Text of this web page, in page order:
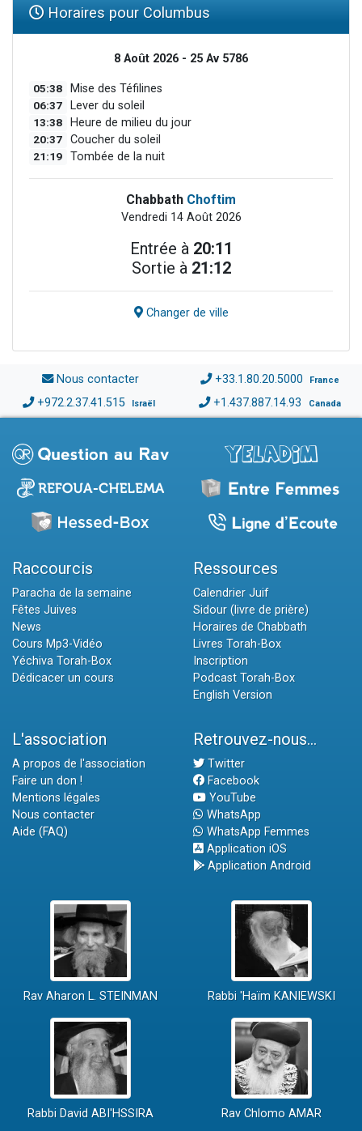
Horaires pour Columbus
8 Août 2026 - 25 Av 5786
05:38 Mise des Téfilines
06:37 Lever du soleil
13:38 Heure de milieu du jour
20:37 Coucher du soleil
21:19 Tombée de la nuit
Chabbath Choftim
Vendredi 14 Août 2026
Entrée à 20:11
Sortie à 21:12
Changer de ville
Nous contacter +33.1.80.20.5000 France
+972.2.37.41.515 Israël +1.437.887.14.93 Canada
Raccourcis
Paracha de la semaine
Fêtes Juives
News
Cours Mp3-Vidéo
Yéchiva Torah-Box
Dédicacer un cours
Ressources
Calendrier Juif
Sidour (livre de prière)
Horaires de Chabbath
Livres Torah-Box
Inscription
Podcast Torah-Box
English Version
L'association
A propos de l'association
Faire un don !
Mentions légales
Nous contacter
Aide (FAQ)
Retrouvez-nous...
Twitter
Facebook
YouTube
WhatsApp
WhatsApp Femmes
Application iOS
Application Android
Rav Aharon L. STEINMAN Rabbi 'Haïm KANIEWSKI
Rabbi David ABI'HSSIRA Rav Chlomo AMAR